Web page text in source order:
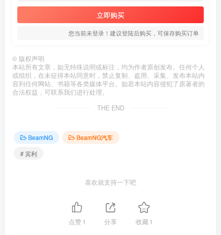
立即购买
您当前未登录！建议登陆后购买，可保存购买订单
© 版权声明
本站所有文章，如无特殊说明或标注，均为作者原创发布。任何个人
或组织，在未征得本站同意时，禁止复制、盗用、采集、发布本站内
容到任何网站、书籍等各类媒体平台。如若本站内容侵犯了原著者的
合法权益，可联系我们进行处理。
THE END
BeamNG
BeamNG汽车
# 宾利
喜欢就支持一下吧
点赞1 分享 收藏 1